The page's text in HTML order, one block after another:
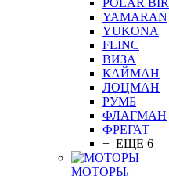
POLAR
YAMARAN
YUKONA
FLINC
ВИЗА
КАЙМАН
ЛОЦМАН
РУМБ
ФЛАГМАН
ФРЕГАТ
+ ЕЩЕ 6
МОТОРЫ